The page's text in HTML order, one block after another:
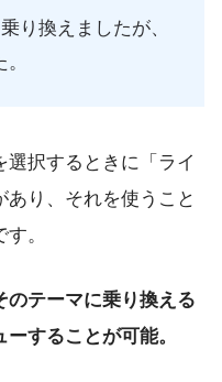
り換えましたが、
択するときに「ライ
り、それを使うこと
。
のテーマに乗り換える
することが可能。